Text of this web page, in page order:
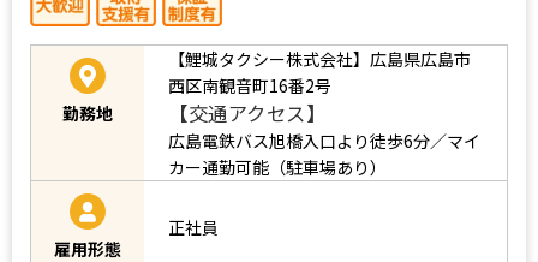
勤務地
【鯉城タクシー株式会社】広島県広島市
西区南観音町16番2号
【交通アクセス】
広島電鉄バス旭橋入口より徒歩6分／マイ
カー通勤可能（駐車場あり）
雇用形態
正社員